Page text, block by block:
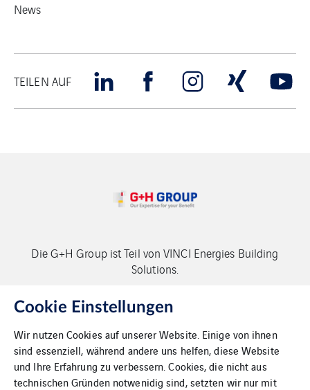
News
TEILEN AUF
Die G+H Group ist Teil von VINCI Energies Building
Solutions.
Copyright G+H Group
Cookie Einstellungen
Wir nutzen Cookies auf unserer Website. Einige von ihnen
sind essenziell, während andere uns helfen, diese Website
und Ihre Erfahrung zu verbessern. Cookies, die nicht aus
technischen Gründen notwenidig sind, setzten wir nur mit